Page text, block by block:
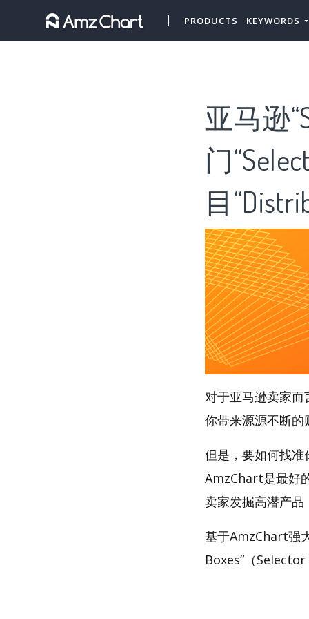
PRODUCTS KEYWORDS
亚马逊
门
目
对于亚马逊卖家
你带来源源不断的
但是，要如何找
AmzChart是最好
卖家发掘高潜产
基于AmzChart强
Boxes”（